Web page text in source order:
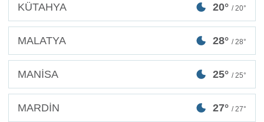
KÜTAHYA 20° / 20°
MALATYA 28° / 28°
MANİSA 25° / 25°
MARDİN 27° / 27°